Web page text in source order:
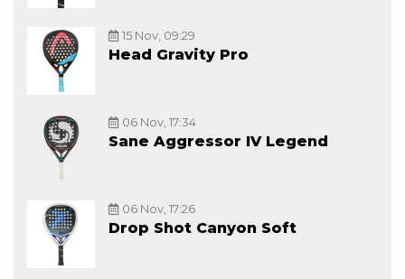
15 Nov, 09:29
Head Gravity Pro
06 Nov, 17:34
Sane Aggressor IV Legend
06 Nov, 17:26
Drop Shot Canyon Soft